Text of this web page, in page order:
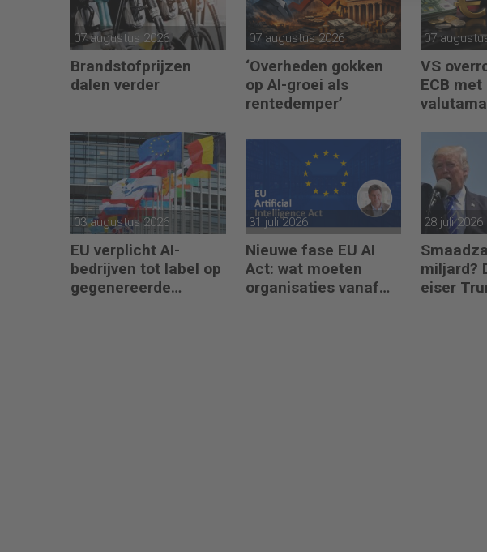
07 augustus 2026
Brandstofprijzen
dalen verder
07 augustus 2026
‘Overheden gokken
op AI-groei als
rentedemper’
07
VS
ECB
03 augustus 2026
EU verplicht AI-
bedrijven tot label op
gegenereerde
31 juli 2026
Nieuwe fase EU AI
Act: wat moeten
organisaties vanaf
28 juli 2026
miljard?
eiser